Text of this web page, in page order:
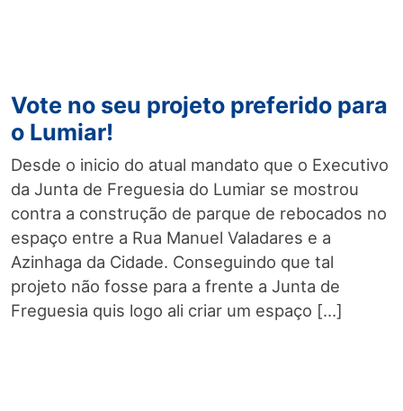
Vote no seu projeto preferido para
o Lumiar!
Desde o inicio do atual mandato que o Executivo
da Junta de Freguesia do Lumiar se mostrou
contra a construção de parque de rebocados no
espaço entre a Rua Manuel Valadares e a
Azinhaga da Cidade. Conseguindo que tal
projeto não fosse para a frente a Junta de
Freguesia quis logo ali criar um espaço […]